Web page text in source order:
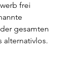
frei
gesamten
alternativlos.